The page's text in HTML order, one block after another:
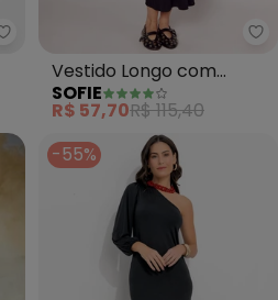
Rovitex - Vestido Feminino
Vestido Longo com
Decote Nadador
(Marrom)
SOFIE
R$ 57,70R$ 115,40
-55%